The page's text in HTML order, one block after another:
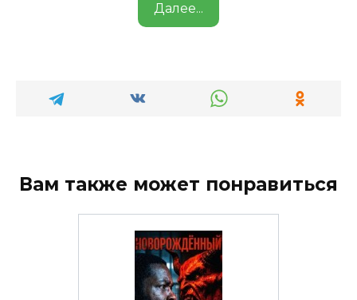
Далее...
Вам также может понравиться